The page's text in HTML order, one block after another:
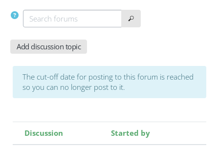
Search forums
Search forums
Add discussion topic
The cut-off date for posting to this forum is reached
so you can no longer post to it.
Status
Discussion Started by